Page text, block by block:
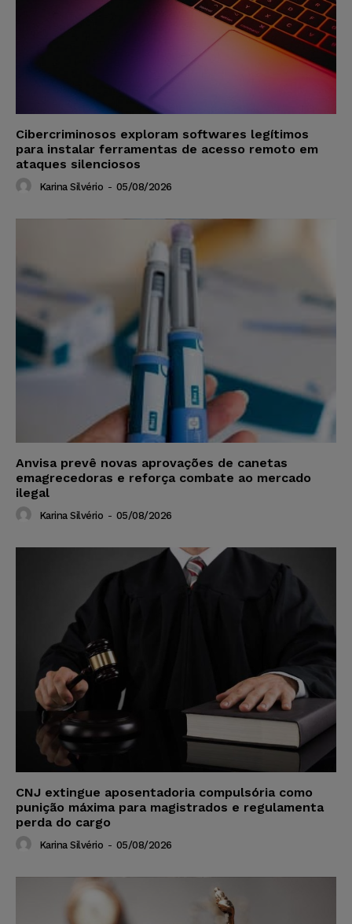
Cibercriminosos exploram softwares legítimos
para instalar ferramentas de acesso remoto em
ataques silenciosos
Karina Silvério - 05/08/2026
Anvisa prevê novas aprovações de canetas
emagrecedoras e reforça combate ao mercado
ilegal
Karina Silvério - 05/08/2026
CNJ extingue aposentadoria compulsória como
punição máxima para magistrados e regulamenta
perda do cargo
Karina Silvério - 05/08/2026